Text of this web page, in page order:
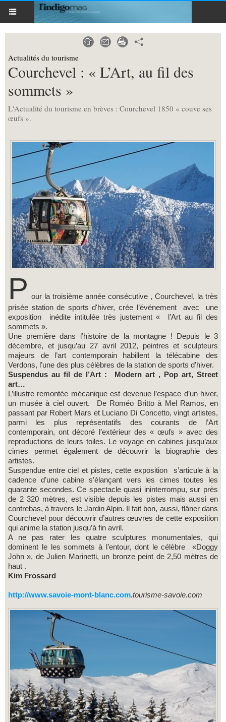
Actualités du tourisme
Courchevel : « L’Art, au fil des
sommets »
L'Actualité du tourisme en brèves : Courchevel 1850 « couve ses
œufs ».
P our la troisième année consécutive , Courchevel, la très
prisée station de sports d'hiver, crée l’événement avec une
exposition inédite intitulée très justement « l’Art au fil des
sommets ».
Une première dans l’histoire de la montagne ! Depuis le 3
décembre, et jusqu’au 27 avril 2012, peintres et sculpteurs
majeurs de l’art contemporain habillent la télécabine des
Verdons, l’une des plus célèbres de la station de sports d’hiver.
Suspendus au fil de l’Art : Modern art , Pop art, Street
art…
L’illustre remontée mécanique est devenue l’espace d’un hiver,
un musée à ciel ouvert. De Roméo Britto à Mel Ramos, en
passant par Robert Mars et Luciano Di Concetto, vingt artistes,
parmi les plus représentatifs des courants de l’Art
contemporain, ont décoré l’extérieur des « œufs » avec des
reproductions de leurs toiles. Le voyage en cabines jusqu’aux
cimes permet également de découvrir la biographie des
artistes.
Suspendue entre ciel et pistes, cette exposition s’articule à la
cadence d’une cabine s’élançant vers les cimes toutes les
quarante secondes. Ce spectacle quasi ininterrompu, sur près
de 2 320 mètres, est visible depuis les pistes mais aussi en
contrebas, à travers le Jardin Alpin. Il fait bon, aussi, flâner dans
Courchevel pour découvrir d’autres œuvres de cette exposition
qui anime la station jusqu’à fin avril.
A ne pas rater les quatre sculptures monumentales, qui
dominent le les sommets à l’entour, dont le célèbre «Doggy
John », de Julien Marinetti, un bronze peint de 2,50 mètres de
haut .
Kim Frossard
http://www.savoie-mont-blanc.com.tourisme-savoie.com